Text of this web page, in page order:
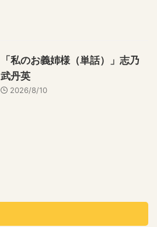
「私のお義姉様（単話）」志乃
武丹英
2026/8/10